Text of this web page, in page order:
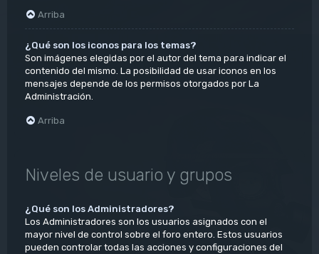
Arriba
¿Qué son los iconos para los temas?
Son imágenes elegidas por el autor del tema para indicar el
contenido del mismo. La posibilidad de usar iconos en los
mensajes depende de los permisos otorgados por La
Administración.
Arriba
Niveles de usuario y grupos
¿Qué son los Administradores?
Los Administradores son los usuarios asignados con el
mayor nivel de control sobre el foro entero. Estos usuarios
pueden controlar todas las acciones y configuraciones del